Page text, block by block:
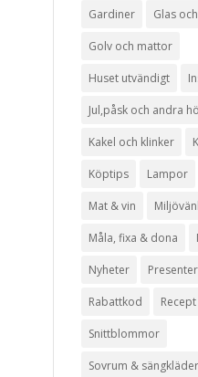
Gardiner Glas
Golv och mattor
Huset utvändigt
Jul,påsk och andra
Kakel och klinker
Köptips Lampor
Mat & vin
Måla, fixa & dona
Nyheter Presenter
Rabattkod Recept
Snittblommor
Sovrum & sängkläder